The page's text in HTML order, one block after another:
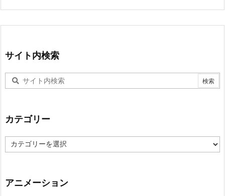
サイト内検索
カテゴリー
テ
ー
アニメーション